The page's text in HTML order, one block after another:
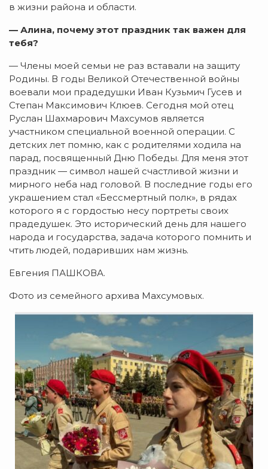
в жизни района и области.
— Алина, почему этот праздник так важен для
тебя?
— Члены моей семьи не раз вставали на защиту
Родины. В годы Великой Отечественной войны
воевали мои прадедушки Иван Кузьмич Гусев и
Степан Максимович Клюев. Сегодня мой отец
Руслан Шахмарович Махсумов является
участником специальной военной операции. С
детских лет помню, как с родителями ходила на
парад, посвященный Дню Победы. Для меня этот
праздник — символ нашей счастливой жизни и
мирного неба над головой. В последние годы его
украшением стал «Бессмертный полк», в рядах
которого я с гордостью несу портреты своих
прадедушек. Это исторический день для нашего
народа и государства, задача которого помнить и
чтить людей, подаривших нам жизнь.
Евгения ПАШКОВА.
Фото из семейного архива Махсумовых.